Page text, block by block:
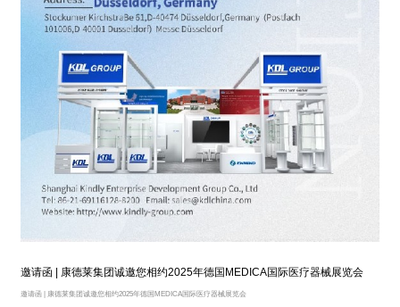
邀请函 | 康德莱集团诚邀您相约2025年德国MEDICA国际医疗器械展览会
邀请函 | 康德莱集团诚邀您相约2025年德国MEDICA国际医疗器械展览会